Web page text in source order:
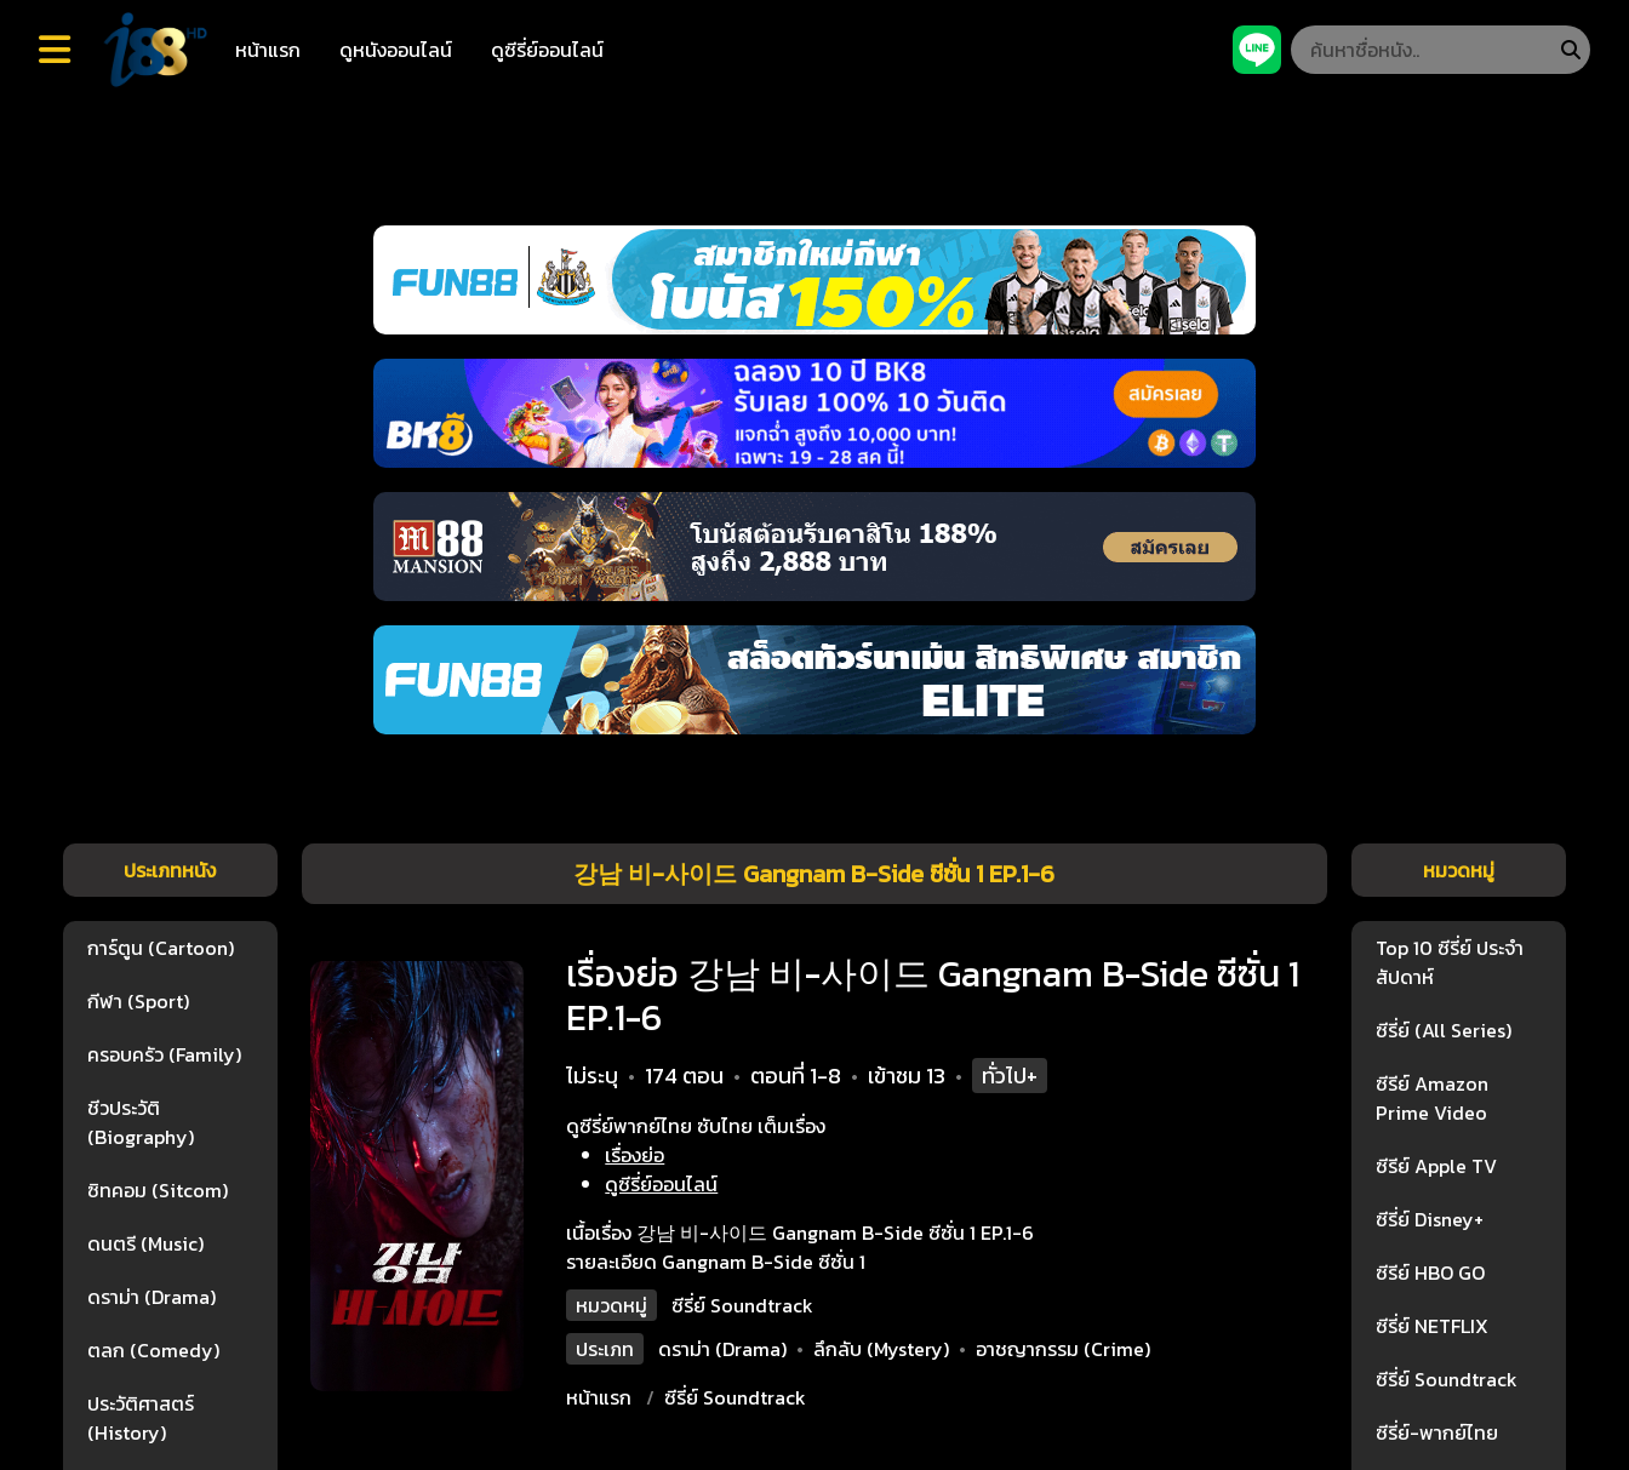
หน้าแรก ดูหนังออนไลน์ ดูซีรี่ย์ออนไลน์
ประเภทหนัง
การ์ตูน (Cartoon)
กีฬา (Sport)
ครอบครัว (Family)
ชีวประวัติ
(Biography)
ซิทคอม (Sitcom)
ดนตรี (Music)
ดราม่า (Drama)
ตลก (Comedy)
ประวัติศาสตร์
(History)
강남 비-사이드 Gangnam B-Side ซีซั่น 1 EP.1-6
เรื่องย่อ 강남 비-사이드 Gangnam B-Side ซีซั่น 1
EP.1-6
ไม่ระบุ • 174 ตอน • ตอนที่ 1-8 • เข้าชม 13 • ทั่วไป+
ดูซีรี่ย์พากย์ไทย ซับไทย เต็มเรื่อง
เรื่องย่อ
ดูซีรี่ย์ออนไลน์
เนื้อเรื่อง 강남 비-사이드 Gangnam B-Side ซีซั่น 1 EP.1-6
รายละเอียด Gangnam B-Side ซีซั่น 1
หมวดหมู่
ซีรี่ย์ Soundtrack
ประเภท
ดราม่า (Drama) • ลึกลับ (Mystery) • อาชญากรรม (Crime)
หน้าแรก
ซีรี่ย์ Soundtrack
หมวดหมู่
Top 10 ซีรี่ย์ ประจำ
สัปดาห์
ซีรี่ย์ (All Series)
ซีรีย์ Amazon
Prime Video
ซีรีย์ Apple TV
ซีรี่ย์ Disney+
ซีรีย์ HBO GO
ซีรี่ย์ NETFLIX
ซีรี่ย์ Soundtrack
ซีรี่ย์-พากย์ไทย